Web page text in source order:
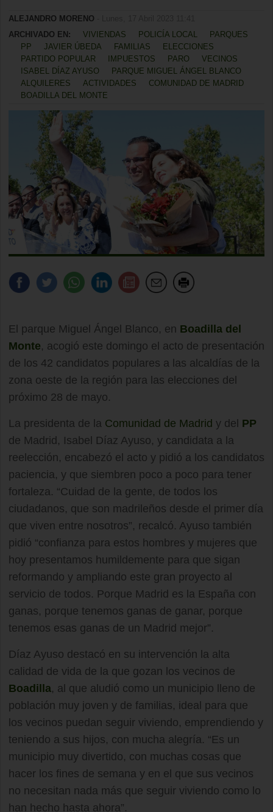
ALEJANDRO MORENO
ARCHIVADO EN:
VIVIENDAS POLICÍA LOCAL
PARQUES
PP
JAVIER ÚBEDA FAMILIAS
ELECCIONES
PARTIDO POPULAR
IMPUESTOS PARO
VECINOS
ISABEL DÍAZ AYUSO
PARQUE MIGUEL ÁNGEL BLANCO
ALQUILERES
ACTIVIDADES
COMUNIDAD DE MADRID
BOADILLA DEL MONTE
El parque Miguel Ángel Blanco, en Boadilla del
Monte, acogió este domingo el acto de presentación
de los 42 candidatos populares a las alcaldías de la
zona oeste de la región para las elecciones del
próximo 28 de mayo.
La presidenta de la Comunidad de Madrid y del PP
de Madrid, Isabel Díaz Ayuso, y candidata a la
reelección, encabezó el acto y pidió a los candidatos
paciencia, y que siembren poco a poco para tener
fortaleza. “Cuidad de la gente, de todos los
ciudadanos, que son madrileños desde el primer día
que viven entre nosotros”, recalcó. Ayuso también
pidió “confianza para estos hombres y mujeres que
hoy presentamos humildemente para que sigan
reformando y ampliando este gran proyecto al
servicio de todos. Porque Madrid es la España con
ganas, porque tenemos ganas de ganar, porque
tenemos esas ganas de un Madrid mejor”.
Díaz Ayuso destacó en su intervención la alta
calidad de vida de la que gozan los vecinos de
Boadilla, al que aludió como un municipio lleno de
población muy joven y de familias, ideal para que
los vecinos puedan seguir viviendo, emprendiendo y
teniendo a sus hijos, con mucha alegría. “Es un
municipio muy divertido, con muchas cosas que
hacer los fines de semana y en el que sus vecinos
no necesitan nada más que seguir viviendo como lo
han hecho hasta ahora”.